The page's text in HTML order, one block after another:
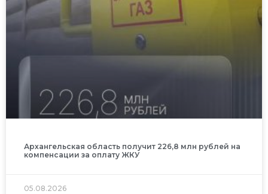
Архангельская область получит 226,8 млн рублей на
компенсации за оплату ЖКУ
05.08.2026